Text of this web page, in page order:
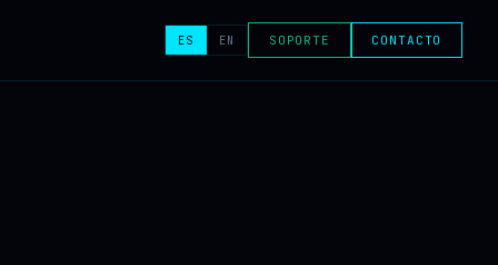
ES EN SOPORTE CONTACTO